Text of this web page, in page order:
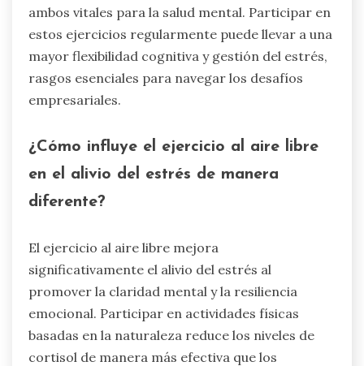
ambos vitales para la salud mental. Participar en
estos ejercicios regularmente puede llevar a una
mayor flexibilidad cognitiva y gestión del estrés,
rasgos esenciales para navegar los desafíos
empresariales.
¿Cómo influye el ejercicio al aire libre
en el alivio del estrés de manera
diferente?
El ejercicio al aire libre mejora
significativamente el alivio del estrés al
promover la claridad mental y la resiliencia
emocional. Participar en actividades físicas
basadas en la naturaleza reduce los niveles de
cortisol de manera más efectiva que los